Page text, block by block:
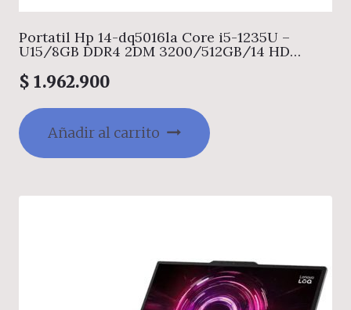
Portatil Hp 14-dq5016la Core i5-1235U –
U15/8GB DDR4 2DM 3200/512GB/14 HD
ultraslim/UMA/Natural Silver (FF+) + NSV –
720p TNR/FREEDOS
$ 1.962.900
Añadir al carrito